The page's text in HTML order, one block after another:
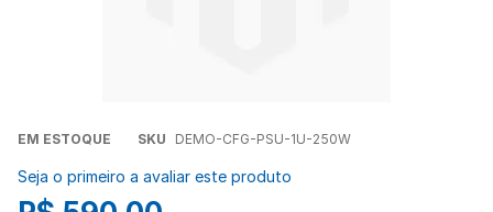
Saltar
o
EM ESTOQUE SKU DEMO-CFG-PSU-1U-250W
Seja o primeiro a avaliar este produto